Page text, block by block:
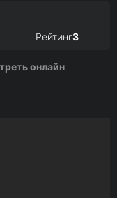
Рейтинг3
онлайн